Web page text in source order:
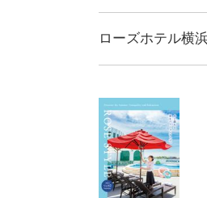
ローズホテル横